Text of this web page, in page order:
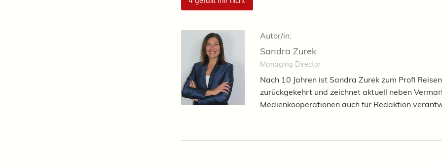
Autor/in:
Sandra Zurek
Managing Director
Nach 10 Jahren ist Sandra Zurek zum Profi
zurückgekehrt und zeichnet aktuell neben
Medienkooperationen auch für Redaktion